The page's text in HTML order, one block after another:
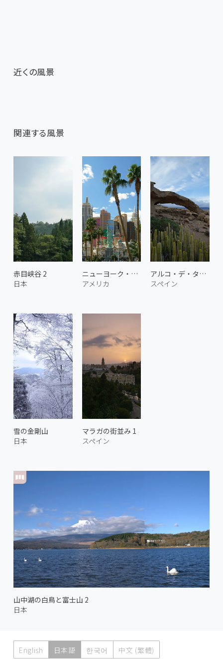
近くの風景
関連する風景
赤目峡谷 2
日本
ニューヨーク・ニューヨーク
アメリカ
アルコ・デ・タハオ 1
スペイン
雪の金剛山
日本
マラガの街並み 1
スペイン
山中湖の白鳥と富士山 2
日本
English 日本語 한국어 中文 (繁體)